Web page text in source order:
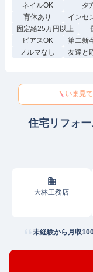
ネイルOK
夕
育休あり
インセ
固定給25万円以上
ピアスOK
第二新
ノルマなし
友達と
いま見
住宅リフォ
大林工務店
未経験から月収